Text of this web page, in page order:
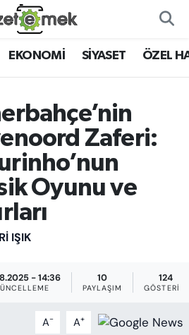
EKONOMİ SİYASET ÖZEL
Zaferi:
Oyunu ve
IŞIK
- 14:36 10
PAYLAŞIM
124
GÖSTERIM
A- A+
EMEK
Vakitleri
Durumu ve Fikstür